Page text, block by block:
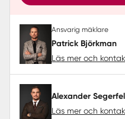
Ansvarig mäklare
Patrick Björkman
Läs mer och
Alexander
Läs mer och